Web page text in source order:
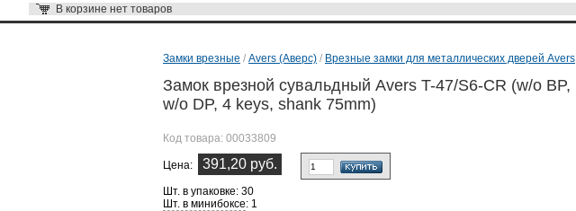
В корзине нет товаров
Замки врезные / Avers (Аверс) / Врезные замки для металлических дверей Avers
Замок врезной сувальдный Avers T-47/S6-CR (w/o BP,
w/o DP, 4 keys, shank 75mm)
Код товара: 00033809
Цена: 391,20 руб.
Шт. в упаковке: 30
Шт. в минибоксе: 1